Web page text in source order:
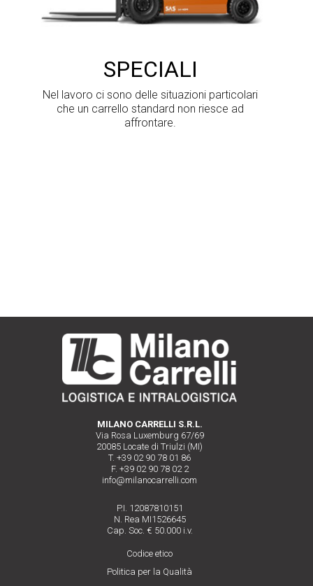
SPECIALI
Nel lavoro ci sono delle situazioni particolari
che un carrello standard non riesce ad
affrontare.
MILANO CARRELLI S.R.L.
Via Rosa Luxemburg 67/69
20085 Locate di Triulzi (MI)
T. +39 02 90 78 01 86
F. +39 02 90 78 02 2
info@milanocarrelli.com
P.I. 12087810151
N. Rea MI1526645
Cap. Soc. € 50.000 i.v.
Codice etico
Politica per la Qualità